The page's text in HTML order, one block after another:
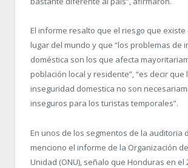
El informe resalto que el riesgo que
lugar del mundo y que “los problemas de
doméstica son los que afecta
población local y residente”, “es decir que
inseguridad domestica no son
inseguros para los turistas temporales”.
En unos de los segmentos de la auditoria
menciono el informe de la Organización
Unidad (ONU), señalo que Honduras en el